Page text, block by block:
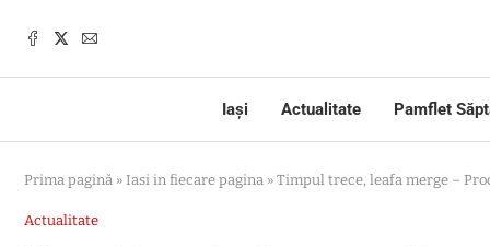
Iași Actualitate Pamflet
Prima pagină » Iasi in fiecare pagina » Timpul trece, leafa merge –
Actualitate